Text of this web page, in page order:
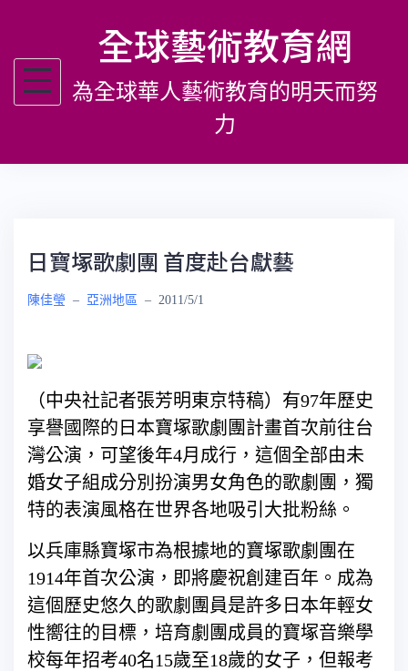
主
全球藝術教育網
為全球華人藝術教育的明天而努
力
日寶塚歌劇團 首度赴台獻藝
陳佳瑩 – 亞洲地區 – 2011/5/1
（中央社記者張芳明東京特稿）有97年歷史
享譽國際的日本寶塚歌劇團計畫首次前往台
灣公演，可望後年4月成行，這個全部由未
婚女子組成分別扮演男女角色的歌劇團，獨
特的表演風格在世界各地吸引大批粉絲。
以兵庫縣寶塚市為根據地的寶塚歌劇團在
1914年首次公演，即將慶祝創建百年。成為
這個歷史悠久的歌劇團員是許多日本年輕女
性嚮往的目標，培育劇團成員的寶塚音樂學
校每年招考40名15歲至18歲的女子，但報考